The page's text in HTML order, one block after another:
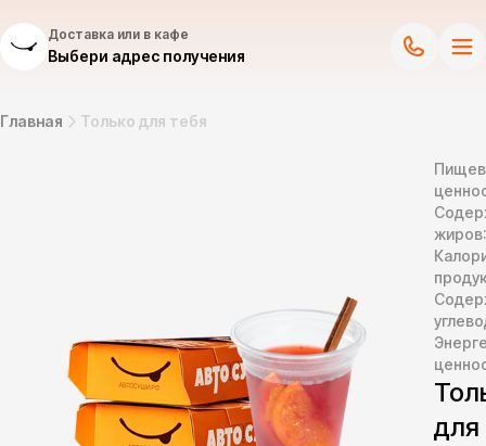
Доставка или в кафе
Выбери адрес получения
Главная Только для тебя
для